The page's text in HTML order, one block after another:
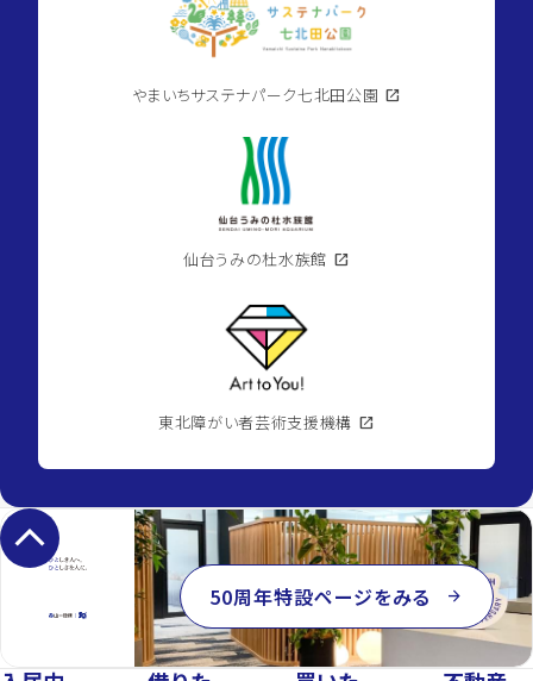
やまいちサステナパーク七北田公園 open_in_new
仙台うみの杜水族館 open_in_new
東北障がい者芸術支援機構 open_in_new
keyboard_arrow_up
50周年特設ページをみる arrow_forward